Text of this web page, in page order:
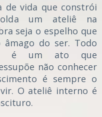
de vida que constrói
um ateliê na
seja o espelho que
do ser. Todo
é um ato que
não conhecer
é sempre o
O ateliê interno é